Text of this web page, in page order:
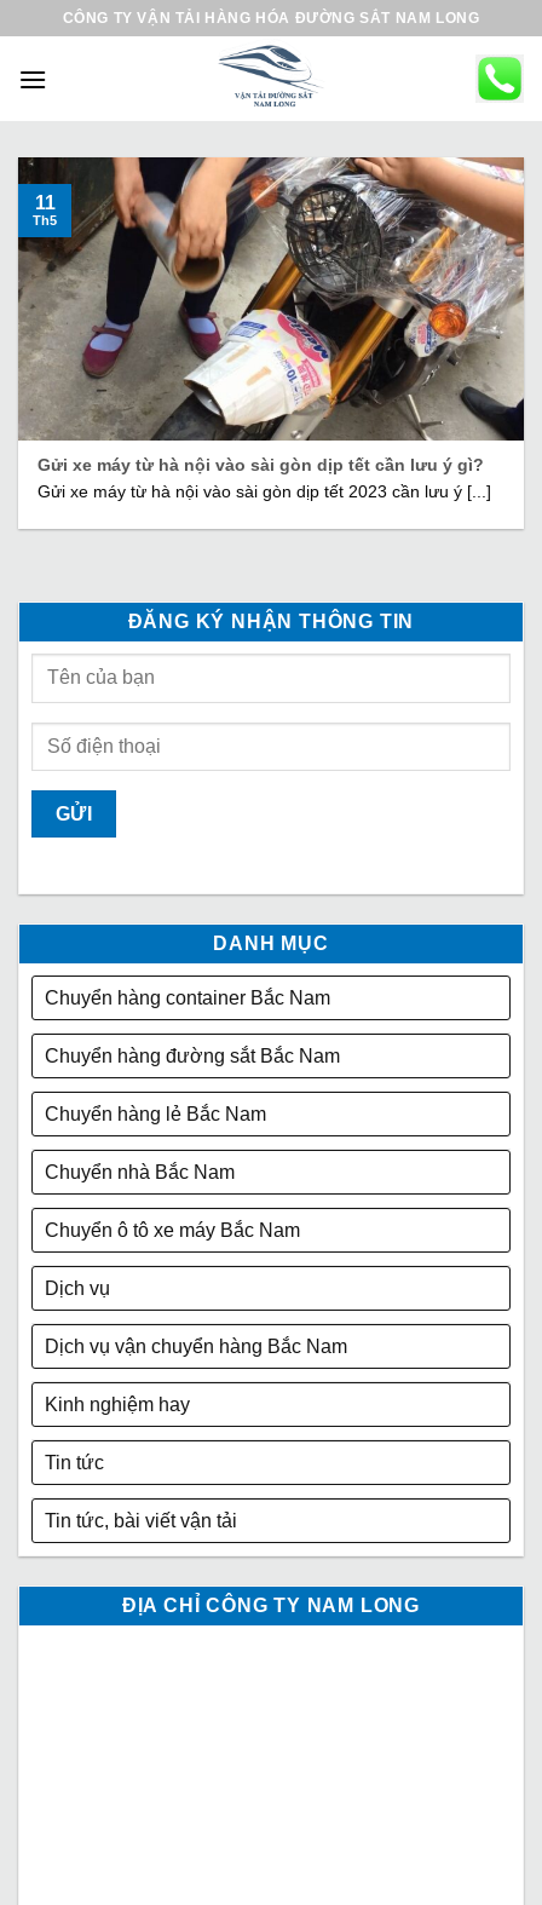
CÔNG TY VẬN TẢI HÀNG HÓA ĐƯỜNG SẮT NAM LONG
Gửi xe máy từ hà nội vào sài gòn dịp tết cần lưu ý gì?
Gửi xe máy từ hà nội vào sài gòn dịp tết 2023 cần lưu ý [...]
11
Th5
ĐĂNG KÝ NHẬN THÔNG TIN
DANH MỤC
Chuyển hàng container Bắc Nam
Chuyển hàng đường sắt Bắc Nam
Chuyển hàng lẻ Bắc Nam
Chuyển nhà Bắc Nam
Chuyển ô tô xe máy Bắc Nam
Dịch vụ
Dịch vụ vận chuyển hàng Bắc Nam
Kinh nghiệm hay
Tin tức
Tin tức, bài viết vận tải
ĐỊA CHỈ CÔNG TY NAM LONG